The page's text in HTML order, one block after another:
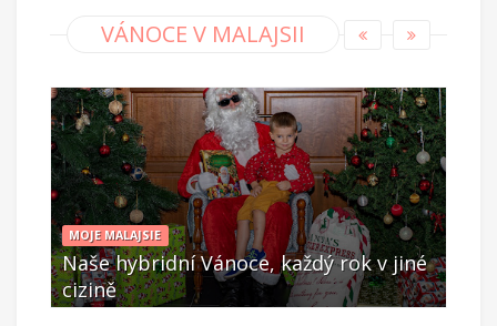
VÁNOCE V MALAJSII
MOJE MALAJSIE
Naše hybridní Vánoce, každý rok v jiné
cizině